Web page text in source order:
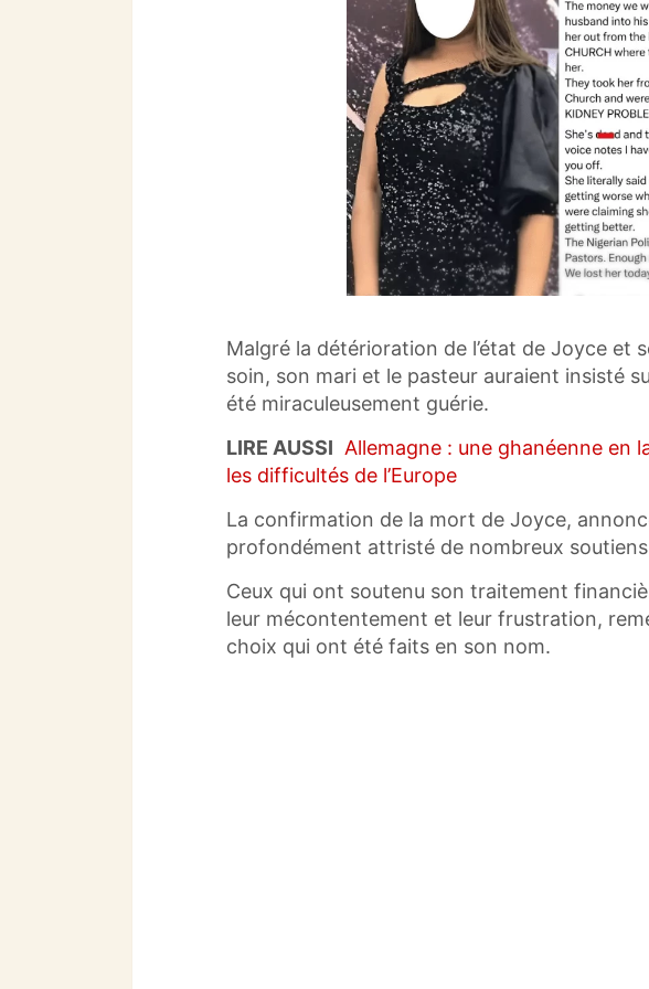
Malgré la détérioration de l’état de Joyce et
soin, son mari et le pasteur auraient insisté
été miraculeusement guérie.
LIRE AUSSI Allemagne : une ghanéenne en
les difficultés de l’Europe
La confirmation de la mort de Joyce,
profondément attristé de nombreux
Ceux qui ont soutenu son traitement
leur mécontentement et leur frustration,
choix qui ont été faits en son nom.